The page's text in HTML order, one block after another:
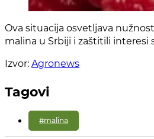
Ova situacija osvetljava
malina u Srbiji i zaštitili
Izvor: Agronews
Tagovi
#malina